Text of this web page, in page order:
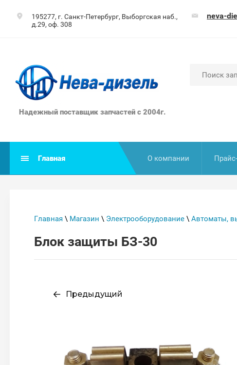
195277, г. Санкт-Петербург, Выборгская наб.,
д.29, оф. 308
neva-
Надежный поставщик запчастей с 2004г.
Главная О компании
Главная \ Магазин \ Электрооборудование \ Автоматы,
Блок защиты БЗ-30
Предыдущий